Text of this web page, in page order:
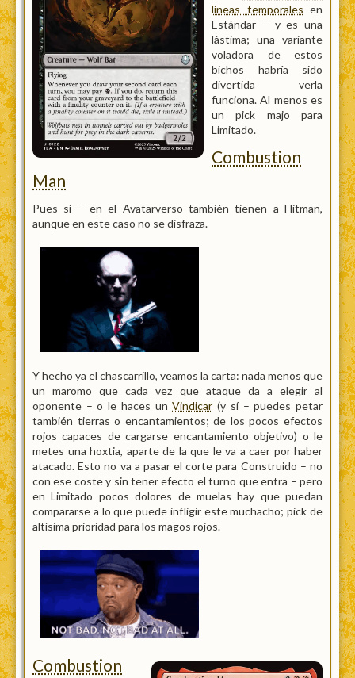
líneas temporales en
Estándar – y es una
lástima; una variante
voladora de estos
bichos habría sido
divertida verla
funciona. Al menos es
un pick majo para
Limitado.
Combustion
Man
Pues sí – en el Avatarverso también tienen a Hitman,
aunque en este caso no se disfraza.
Y hecho ya el chascarrillo, veamos la carta: nada menos que
un maromo que cada vez que ataque da a elegir al
oponente – o le haces unVindicar (y sí – puedes petar
también tierras o encantamientos; de los pocos efectos
rojos capaces de cargarse encantamiento objetivo) o le
metes una hoxtia, aparte de la que le va a caer por haber
atacado. Esto no va a pasar el corte para Construido – no
con ese coste y sin tener efecto el turno que entra – pero
en Limitado pocos dolores de muelas hay que puedan
compararse a lo que puede infligir este muchacho; pick de
altísima prioridad para los magos rojos.
Combustion